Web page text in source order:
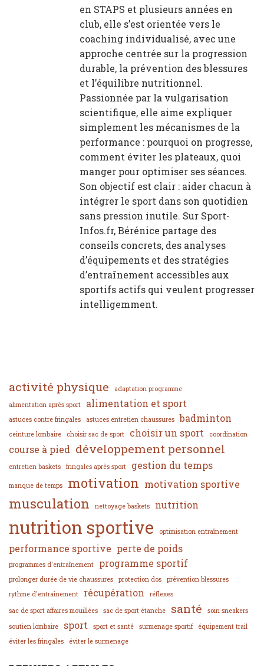
en STAPS et plusieurs années en
club, elle s’est orientée vers le
coaching individualisé, avec une
approche centrée sur la progression
durable, la prévention des blessures
et l’équilibre nutritionnel.
Passionnée par la vulgarisation
scientifique, elle aime expliquer
simplement les mécanismes de la
performance : pourquoi on progresse,
comment éviter les plateaux, quoi
manger pour optimiser ses séances.
Son objectif est clair : aider chacun à
intégrer le sport dans son quotidien
sans pression inutile. Sur Sport-
Infos.fr, Bérénice partage des
conseils concrets, des analyses
d’équipements et des stratégies
d’entraînement accessibles aux
sportifs actifs qui veulent progresser
intelligemment.
activité physique
adaptation programme
alimentation après sport
alimentation et sport
astuces contre fringales astuces entretien chaussures badminton
ceinture lombaire choisir sac de sport choisir un sport coordination
course à pied développement personnel
entretien baskets fringales après sport gestion du temps
manque de temps motivation motivation sportive
musculation nettoyage baskets nutrition
nutrition sportive optimisation entraînement
performance sportive perte de poids
programmes d'entraînement programme sportif
prolonger durée de vie chaussures protection dos
prévention blessures
rythme d'entraînement
récupération
réflexes
sac de sport affaires mouillées
sac de sport étanche santé
soin sneakers
soutien lombaire
sport sport et santé surmenage sportif
équipement trail
éviter les fringales
éviter le surmenage